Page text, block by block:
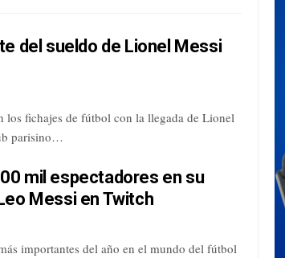
del sueldo de Lionel Messi
los fichajes de fútbol con la llegada de Lionel
parisino…
mil espectadores en su
Messi en Twitch
importantes del año en el mundo del fútbol